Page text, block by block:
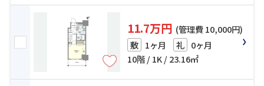
11.7万円 (管理費 10,000円)
敷 1ヶ月 礼 0ヶ月
10階 / 1K / 23.16㎡